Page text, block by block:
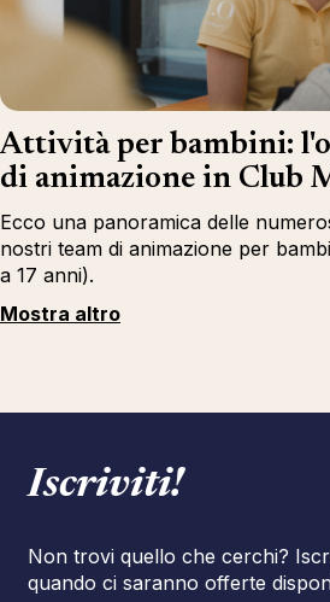
Attività per bambini:
di animazione in Club
Ecco una panoramica delle
nostri team di animazione per
a 17 anni).
Mostra altro
Iscriviti!
Non trovi quello che cerchi?
quando ci saranno offerte